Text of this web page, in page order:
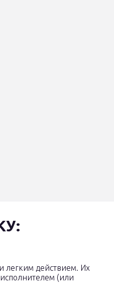
легким действием. Их
(или